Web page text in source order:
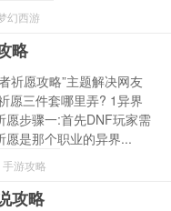
幻西游
略
祈愿攻略”主题解决网友
愿三件套哪里弄? 1异界
愿步骤一:首先DNF玩家需
愿是那个职业的异界...
手游攻略
攻略